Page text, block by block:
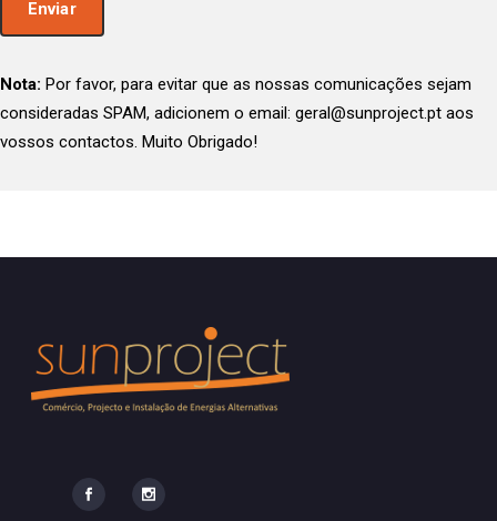
Nota: Por favor, para evitar que as nossas comunicações sejam
consideradas SPAM, adicionem o email: geral@sunproject.pt aos
vossos contactos. Muito Obrigado!